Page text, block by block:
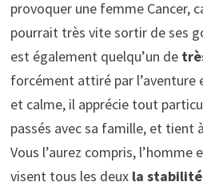
provoquer une femme Cancer,
pourrait très vite sortir de ses
est également quelqu’un de
forcément attiré par l’aventure
et calme, il apprécie tout
passés avec sa famille, et tient
Vous l’aurez compris, l’homme
visent tous les deux la stabilité